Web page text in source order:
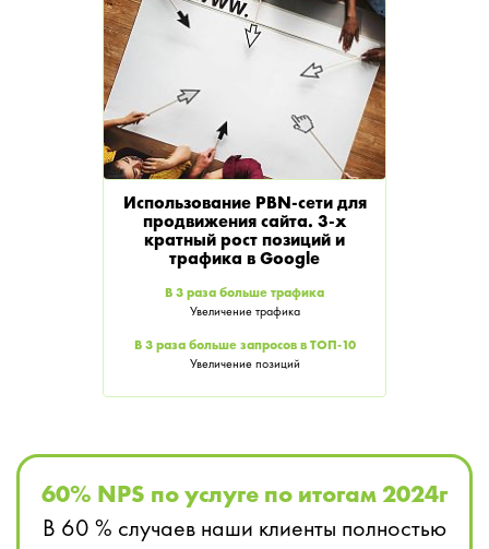
Использование PBN-сети для
продвижения сайта. 3-х
кратный рост позиций и
трафика в Google
В 3 раза больше трафика
Увеличение трафика
В 3 раза больше запросов в ТОП-10
Увеличение позиций
60% NPS по услуге по итогам 2024г
В 60 % случаев наши клиенты полностью